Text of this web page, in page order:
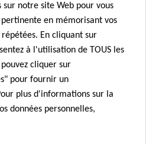
la manière dont le déficit en DJ-
servir de base à de
En effet, les
fonction de DJ-1 ou modulent
normaliser les réponses
de ralentir la progression
sur notre site Web pour vous
en mémorisant vos
En cliquant sur
à l'utilisation de TOUS les
cliquer sur
pour fournir un
plus d'informations sur la
données personnelles,